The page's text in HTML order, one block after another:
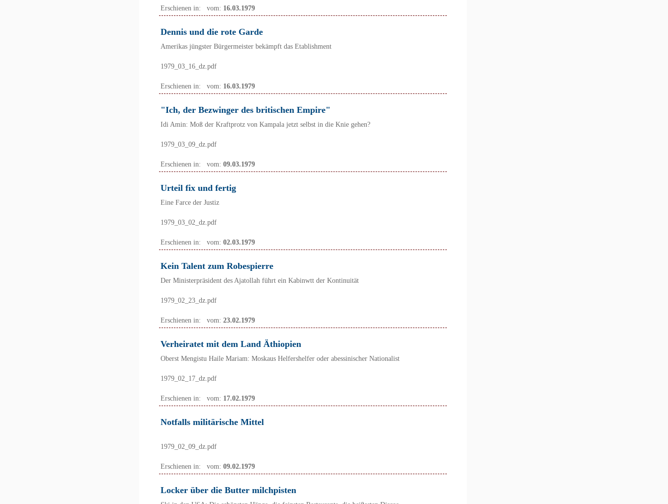
Erschienen in: vom: 16.03.1979
Dennis und die rote Garde
Amerikas jüngster Bürgermeister bekämpft das Etablishment
1979_03_16_dz.pdf
Erschienen in: vom: 16.03.1979
"Ich, der Bezwinger des britischen Empire"
Idi Amin: Moß der Kraftprotz von Kampala jetzt selbst in die Knie gehen?
1979_03_09_dz.pdf
Erschienen in: vom:09.03.1979
Urteil fix und fertig
Eine Farce der Justiz
1979_03_02_dz.pdf
Erschienen in: vom:02.03.1979
Kein Talent zum Robespierre
Der Ministerpräsident des Ajatollah führt ein Kabinwtt der Kontinuität
1979_02_23_dz.pdf
Erschienen in: vom:23.02.1979
Verheiratet mit dem Land Äthiopien
Oberst Mengistu Haile Mariam: Moskaus Helfershelfer oder abessinischer Nationalist
1979_02_17_dz.pdf
Erschienen in: vom: 17.02.1979
Notfalls militärische Mittel
1979_02_09_dz.pdf
Erschienen in: vom:09.02.1979
Locker über die Butter milchpisten